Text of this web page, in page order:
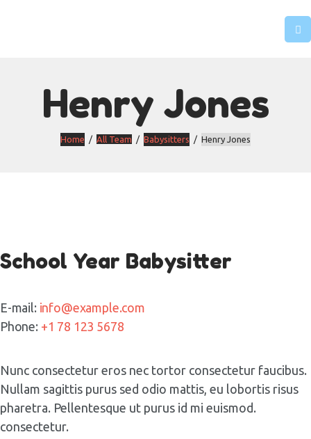
Henry Jones
Home All Team Babysitters Henry Jones
PRÉ-INSCRIÇÕES
AJUDAR
CONTACTOS
School Year Babysitter
E-mail: info@example.com
Phone: +1 78 123 5678
Nunc consectetur eros nec tortor consectetur faucibus.
Nullam sagittis purus sed odio mattis, eu lobortis risus
pharetra. Pellentesque ut purus id mi euismod.
consectetur.